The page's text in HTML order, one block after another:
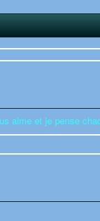
aime et je pense